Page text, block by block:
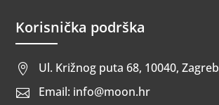
Korisnička podrška
 Ul. Križnog puta 68, 10040, Zagreb
 Email: info@moon.hr